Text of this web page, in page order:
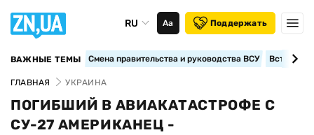
RU Аа Поддержать
ВАЖНЫЕ ТЕМЫ Смена правительства и руководства ВСУ
ГЛАВНАЯ УКРАИНА
ПОГИБШИЙ В АВИАКАТАСТРОФЕ С
СУ-27 АМЕРИКАНЕЦ -